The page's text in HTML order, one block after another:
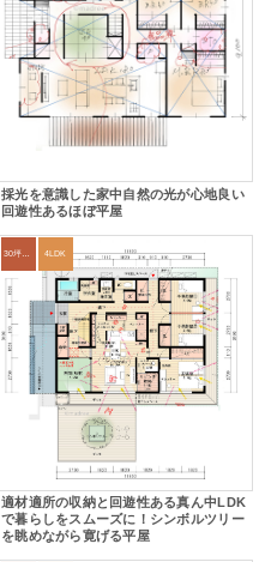
採光を意識した家中自然の光が心地良い
回遊性あるほぼ平屋
30坪～33坪 4LDK
適材適所の収納と回遊性ある真ん中LDK
で暮らしをスムーズに！シンボルツリー
を眺めながら寛げる平屋